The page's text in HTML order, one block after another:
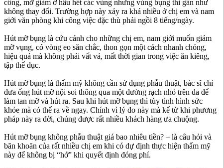
công, mỡ giảm ở hầu hết các vùng nhưng vùng bụng thì gần như
không thay đổi. Trường hợp này xảy ra khá nhiều ở chị em và nam
giới văn phòng khi công việc đặc thù phải ngồi 8 tiếng/ngày.
Hút mỡ bụng là cứu cánh cho những chị em, nam giới muốn giảm
mỡ vụng, có vòng eo săn chắc, thon gọn một cách nhanh chóng,
hiệu quả mà không phải vất vả, mất thời gian trong việc ăn kiêng,
tập thể dục.
Hút mỡ bụng là thẩm mỹ không cần sử dụng phẫu thuật, bác sĩ chỉ
đưa ống hút mỡ nội soi thông qua một đường rạch nhỏ trên da để
làm tan mỡ và hút ra. Sau khi hút mỡ bụng thì tùy tình hình sức
khỏe mà có thể ra về ngay. Chính vì lý do này mà kể từ khi phương
pháp này ra đời, chúng được rất nhiều khách hàng ưa chuộng.
Hút mỡ bụng không phẫu thuật giá bao nhiêu tiền? – là câu hỏi và
băn khoăn của rất nhiều chị em khi có dự định thực hiện thẩm mỹ
này để không bị “hớ” khi quyết định đóng phí.